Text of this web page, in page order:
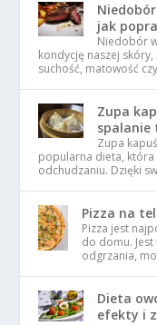
jak
Niedobór
kondycję naszej
suchość, matowość
Zupa
spalanie
Zupa
popularna dieta,
odchudzaniu. Dzięki
Pizza na
Pizza jest
do domu. Jest
odgrzania,
Dieta
efekty i